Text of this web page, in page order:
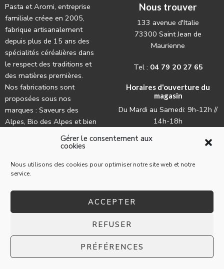
Gérer le consentement aux
cookies
Nous utilisons des cookies pour optimiser notre site web et notre
service.
ACCEPTER
REFUSER
PRÉFÉRENCES
Pasta et Aromi, entreprise
familiale créee en 2005,
fabrique artisanalement
depuis plus de 15 ans des
spécialités céréalières dans
le respect des traditions et
des matières premières.
Nos fabrications sont
proposées sous nos
marques : Saveurs des
Alpes, Bio des Alpes et bien
évidemment La Lune.
Nous trouver
133 avenue d'Italie
73300 Saint Jean de
Maurienne
Tel : 04 79 20 27 65
Horaires d'ouverture du
magasin
Du Mardi au Samedi: 9h-12h //
14h-18h
© 2022 La Pasta par l'agence web Les Trois Chats
Conditions générales d’utilisation
Conditions générales de ventes aux particuliers